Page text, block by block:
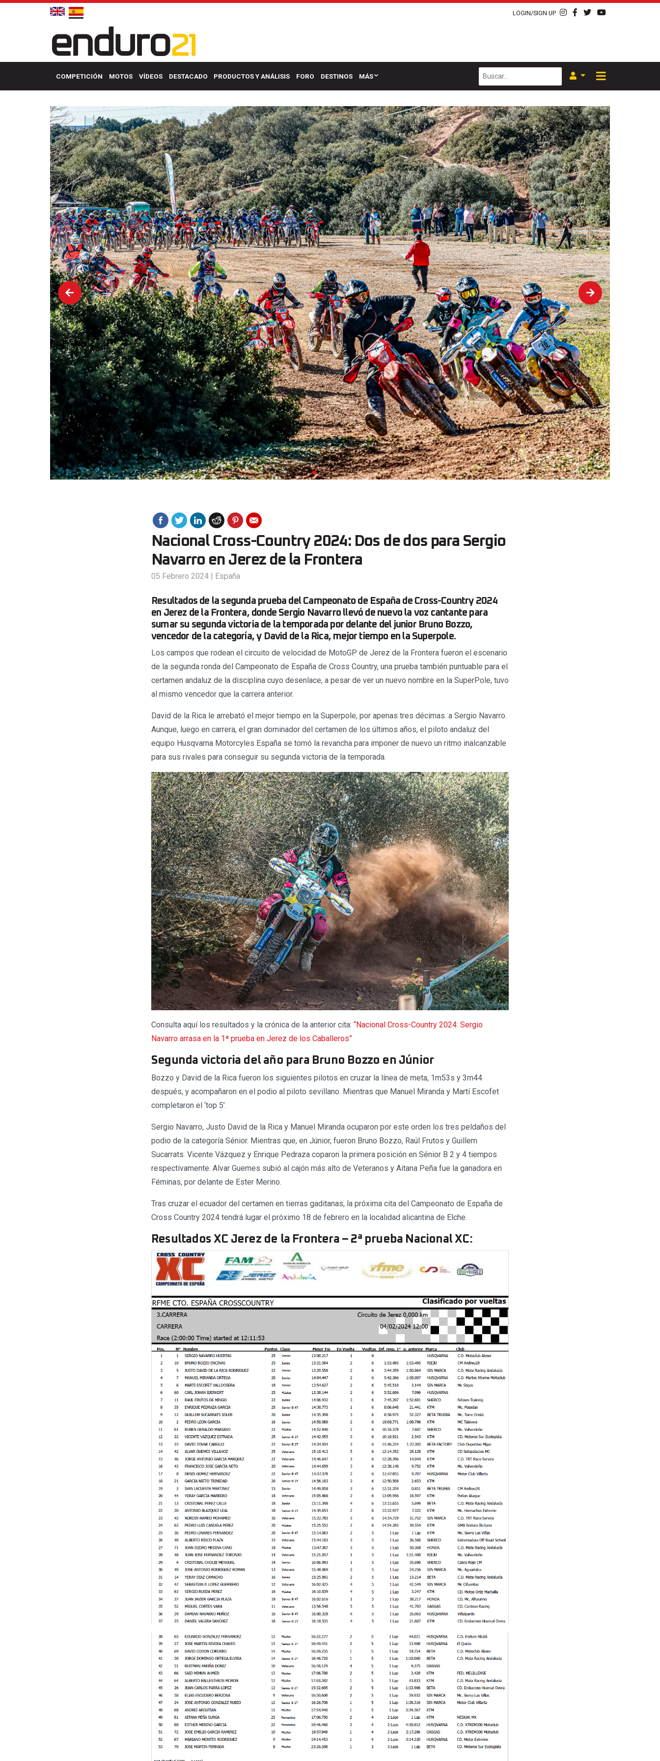
LOGIN/SIGN UP
COMPETICIÓN MOTOS VÍDEOS DESTACADO PRODUCTOS Y ANÁLISIS FORO DESTINOS MÁS
Nacional Cross-Country 2024: Dos de dos para Sergio
Navarro en Jerez de la Frontera
05 Febrero 2024 | España
Resultados de la segunda prueba del Campeonato de España de Cross-Country 2024
en Jerez de la Frontera, donde Sergio Navarro llevó de nuevo la voz cantante para
sumar su segunda victoria de la temporada por delante del junior Bruno Bozzo,
vencedor de la categoría, y David de la Rica, mejor tiempo en la Superpole.
Los campos que rodean el circuito de velocidad de MotoGP de Jerez de la Frontera fueron el escenario
de la segunda ronda del Campeonato de España de Cross Country, una prueba también puntuable para el
certamen andaluz de la disciplina cuyo desenlace, a pesar de ver un nuevo nombre en la SuperPole, tuvo
al mismo vencedor que la carrera anterior.
David de la Rica le arrebató el mejor tiempo en la Superpole, por apenas tres décimas. a Sergio Navarro.
Aunque, luego en carrera, el gran dominador del certamen de los últimos años, el piloto andaluz del
equipo Husqvarna Motorcyles España se tomó la revancha para imponer de nuevo un ritmo inalcanzable
para sus rivales para conseguir su segunda victoria de la temporada.
Consulta aquí los resultados y la crónica de la anterior cita: “Nacional Cross-Country 2024: Sergio
Navarro arrasa en la 1ª prueba en Jerez de los Caballeros”
Segunda victoria del año para Bruno Bozzo en Júnior
Bozzo y David de la Rica fueron los siguientes pilotos en cruzar la línea de meta, 1m53s y 3m44
después, y acompañaron en el podio al piloto sevillano. Mientras que Manuel Miranda y Martí Escofet
completaron el ‘top 5’.
Sergio Navarro, Justo David de la Rica y Manuel Miranda ocuparon por este orden los tres peldaños del
podio de la categoría Sénior. Mientras que, en Júnior, fueron Bruno Bozzo, Raúl Frutos y Guillem
Sucarrats. Vicente Vázquez y Enrique Pedraza coparon la primera posición en Sénior B 2 y 4 tiempos
respectivamente. Alvar Guemes subió al cajón más alto de Veteranos y Aitana Peña fue la ganadora en
Féminas, por delante de Ester Merino.
Tras cruzar el ecuador del certamen en tierras gaditanas, la próxima cita del Campeonato de España de
Cross Country 2024 tendrá lugar el próximo 18 de febrero en la localidad alicantina de Elche.
Resultados XC Jerez de la Frontera – 2ª prueba Nacional XC: